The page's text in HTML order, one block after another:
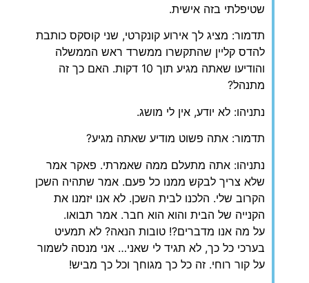
שטיפלתי בזה אישית.
תדמור: מציג לך אירוע קונקרטי, שני קוסקס כותבת
להדס קליין שהתקשרו ממשרד ראש הממשלה
והודיעו שאתה מגיע תוך 10 דקות. האם כך זה
מתנהל?
נתניהו: לא יודע, אין לי מושג.
תדמור: אתה פשוט מודיע שאתה מגיע?
נתניהו: אתה מתעלם ממה שאמרתי. פאקר אמר
שלא צריך לבקש ממנו כל פעם. אמר שתהיה השכן
הקרוב שלי. הלכנו לבית השכן. לא אנו יזמנו את
הקנייה של הבית והוא הוא חבר. אמר תבואו.
על מה אנו מדברים?! טובות הנאה? לא תמעיט
בערכי כל כך, לא תגיד לי שאני… אני מנסה לשמור
על קור רוחי. זה כל כך מגוחך וכל כך מביש!